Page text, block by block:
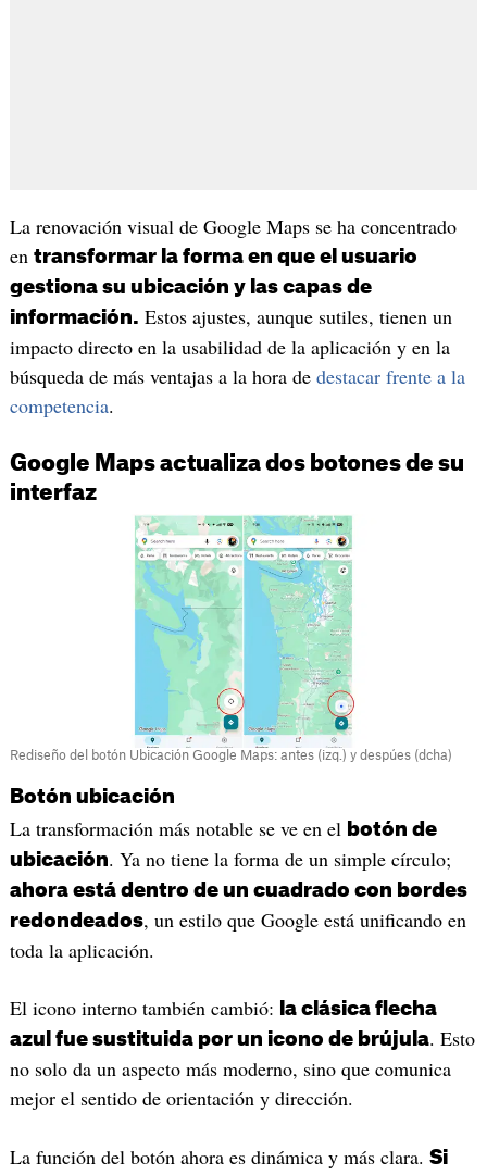
La renovación visual de Google Maps se ha concentrado
en transformar la forma en que el usuario
gestiona su ubicación y las capas de
información. Estos ajustes, aunque sutiles, tienen un
impacto directo en la usabilidad de la aplicación y en la
búsqueda de más ventajas a la hora de destacar frente a la
competencia.
Google Maps actualiza dos botones de su
interfaz
Rediseño del botón Ubicación Google Maps: antes (izq.) y despúes (dcha)
Botón ubicación
La transformación más notable se ve en el botón de
ubicación. Ya no tiene la forma de un simple círculo;
ahora está dentro de un cuadrado con bordes
redondeados, un estilo que Google está unificando en
toda la aplicación.
El icono interno también cambió:
la clásica flecha
azul fue sustituida por un icono de brújula. Esto
no solo da un aspecto más moderno, sino que comunica
mejor el sentido de orientación y dirección.
La función del botón ahora es dinámica y más clara. Si